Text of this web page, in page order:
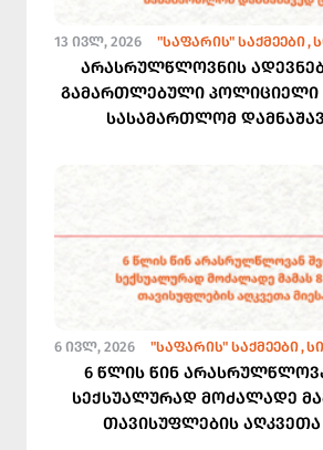
13 ᲘᲕᲚ, 2026 "ᲡᲐᲤᲐᲠᲘᲡ" ᲡᲐᲥᲛᲔᲔᲑᲘ
არასრულწლოვნის
გამართლებული პოლიციელი
სასამართლომ
6 ᲘᲕᲚ, 2026 "ᲡᲐᲤᲐᲠᲘᲡ" ᲡᲐᲥᲛᲔᲔᲑᲘ
6 წლის წინ
სექსუალურად მოძალადე
თავისუფლების აღკვეთა